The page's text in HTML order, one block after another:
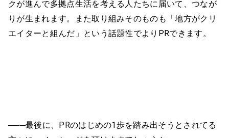
クが進んで多拠点生活を考える人たちに届いて、つなが
りが生まれます。また取り組みそのものも「地方がクリ
エイターと組んだ」という話題性でよりPRできます。
───最後に、PRのはじめの1歩を踏み出そうとされてる